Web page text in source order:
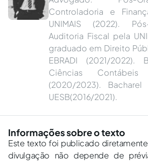
Controladoria e
UNIMAIS (2022).
Auditoria Fiscal pela
graduado em Direito
EBRADI (2021/2022).
Ciências
(2020/2023).
UESB(2016/2021).
Informações sobre o texto
Este texto foi publicado
divulgação não depende de